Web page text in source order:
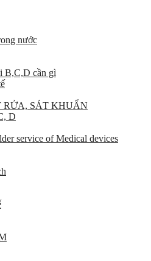
nước
B,C,D cần gì
SÁT KHUẨN
D
service of Medical devices